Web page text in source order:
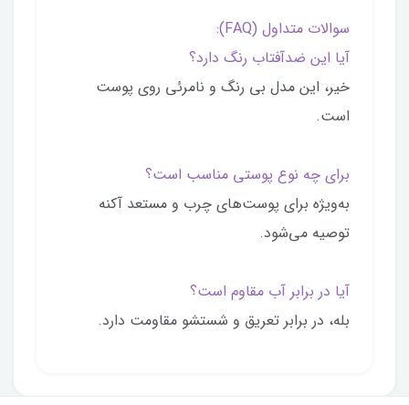
سوالات متداول (FAQ):
آیا این ضدآفتاب رنگ دارد؟
خیر، این مدل بی رنگ و نامرئی روی پوست
است.
برای چه نوع پوستی مناسب است؟
به‌ویژه برای پوست‌های چرب و مستعد آکنه
توصیه می‌شود.
آیا در برابر آب مقاوم است؟
بله، در برابر تعریق و شستشو مقاومت دارد.